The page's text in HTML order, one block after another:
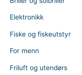
Elektronikk
Fiske og fiskeutstyr
For menn
Friluft og utendørs